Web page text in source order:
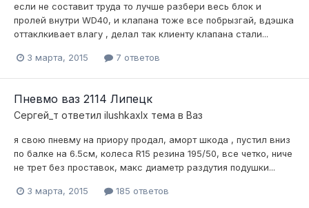
если не составит труда то лучше разбери весь блок и
пролей внутри WD40, и клапана тоже все побрызгай, вдэшка
оттаклкивает влагу , делал так клиенту клапана стали...
3 марта, 2015 7 ответов
Пневмо ваз 2114 Липецк
Сергей_т ответил ilushkaxlx тема в Ваз
я свою пневму на приору продал, аморт шкода , пустил вниз
по балке на 6.5см, колеса R15 резина 195/50, все четко, ниче
не трет без проставок, макс диаметр раздутия подушки...
3 марта, 2015 185 ответов